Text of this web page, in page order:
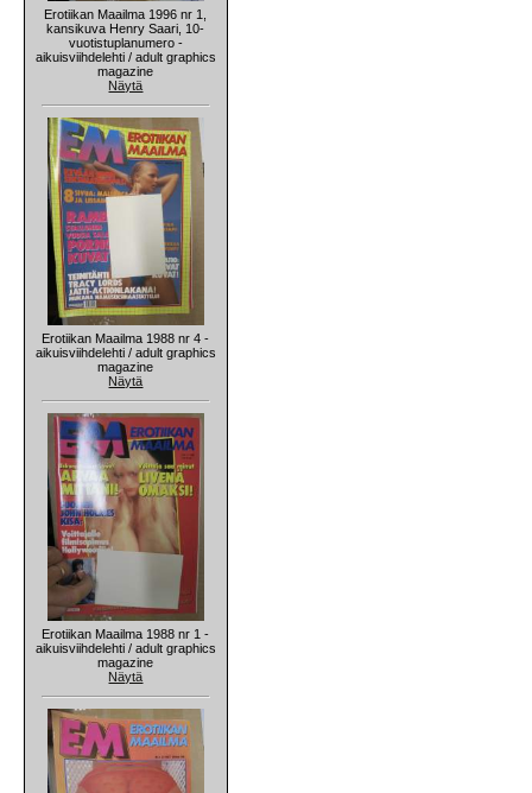
Erotiikan Maailma 1996 nr 1,
kansikuva Henry Saari, 10-
vuotistuplanumero -
aikuisviihdelehti / adult graphics
magazine
Näytä
Erotiikan Maailma 1988 nr 4 -
aikuisviihdelehti / adult graphics
magazine
Näytä
Erotiikan Maailma 1988 nr 1 -
aikuisviihdelehti / adult graphics
magazine
Näytä